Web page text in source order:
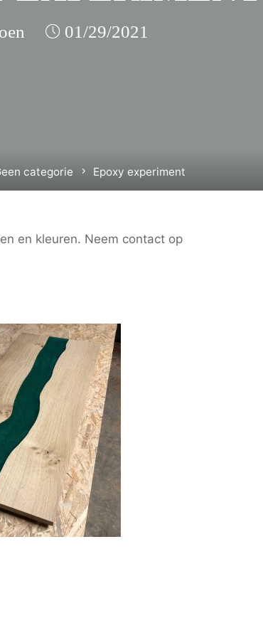
01/29/2021
categorie Epoxy experiment
en kleuren. Neem contact op